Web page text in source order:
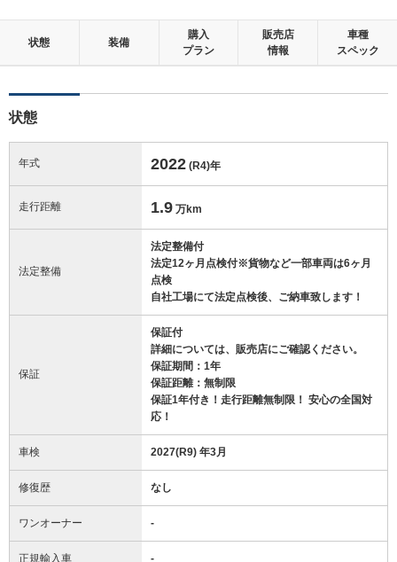
状態 装備
購入
プラン
販売店
情報
車種
スペック
状態
年式 2022 (R4)年
走行距離 1.9 万km
法定整備
法定整備付
法定12ヶ月点検付※貨物など一部車両は6ヶ月
点検
自社工場にて法定点検後、ご納車致します！
保証
保証付
詳細については、販売店にご確認ください。
保証期間：1年
保証距離：無制限
保証1年付き！走行距離無制限！ 安心の全国対
応！
車検 2027(R9) 年3月
修復歴 なし
ワンオーナー -
正規輸入車 -